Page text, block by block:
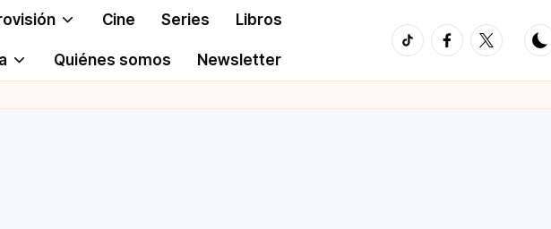
Cine Series Libros
Quiénes somos Newsletter
TikTokFacebook
Twitter